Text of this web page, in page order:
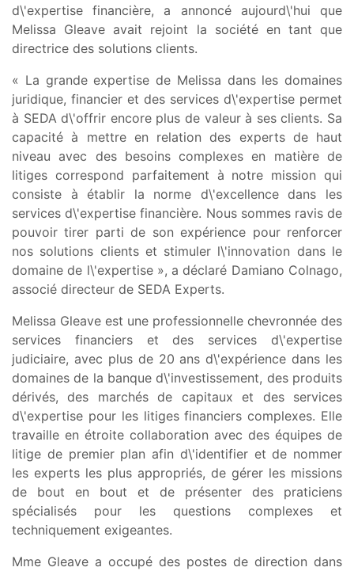
d\'expertise financière, a annoncé aujourd\'hui que
Melissa Gleave avait rejoint la société en tant que
directrice des solutions clients.
« La grande expertise de Melissa dans les domaines
juridique, financier et des services d\'expertise permet
à SEDA d\'offrir encore plus de valeur à ses clients. Sa
capacité à mettre en relation des experts de haut
niveau avec des besoins complexes en matière de
litiges correspond parfaitement à notre mission qui
consiste à établir la norme d\'excellence dans les
services d\'expertise financière. Nous sommes ravis de
pouvoir tirer parti de son expérience pour renforcer
nos solutions clients et stimuler l\'innovation dans le
domaine de l\'expertise », a déclaré Damiano Colnago,
associé directeur de SEDA Experts.
Melissa Gleave est une professionnelle chevronnée des
services financiers et des services d\'expertise
judiciaire, avec plus de 20 ans d\'expérience dans les
domaines de la banque d\'investissement, des produits
dérivés, des marchés de capitaux et des services
d\'expertise pour les litiges financiers complexes. Elle
travaille en étroite collaboration avec des équipes de
litige de premier plan afin d\'identifier et de nommer
les experts les plus appropriés, de gérer les missions
de bout en bout et de présenter des praticiens
spécialisés pour les questions complexes et
techniquement exigeantes.
Mme Gleave a occupé des postes de direction dans